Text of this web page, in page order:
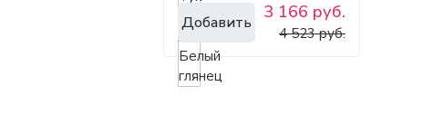
Добавить 3 166 руб.
4 523 руб.